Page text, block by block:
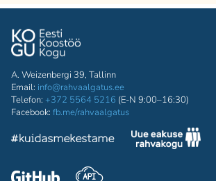
A. Weizenbergi 39, Tallinn
Email: info@rahvaalgatus.ee
Telefon: +372 5564 5216 (E-N 9:00–16:30)
Facebook: fb.me/rahvaalgatus